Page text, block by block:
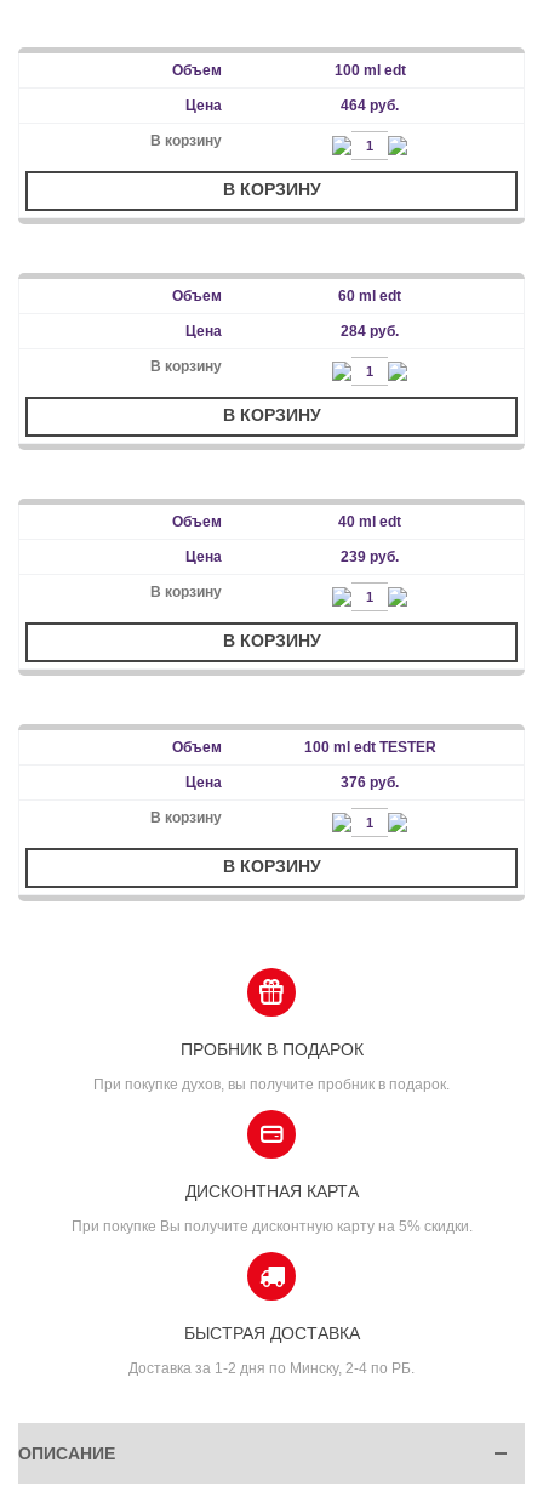
100 ml edt
464 руб.
В КОРЗИНУ
60 ml edt
284 руб.
В КОРЗИНУ
40 ml edt
239 руб.
В КОРЗИНУ
100 ml edt TESTER
376 руб.
В КОРЗИНУ
ПРОБНИК В ПОДАРОК
При покупке духов, вы получите пробник в подарок.
ДИСКОНТНАЯ КАРТА
При покупке Вы получите дисконтную карту на 5% скидки.
БЫСТРАЯ ДОСТАВКА
Доставка за 1-2 дня по Минску, 2-4 по РБ.
ОПИСАНИЕ